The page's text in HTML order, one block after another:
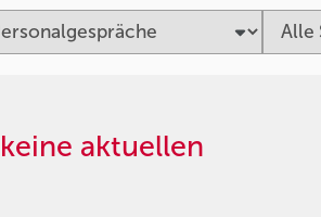
aktuellen